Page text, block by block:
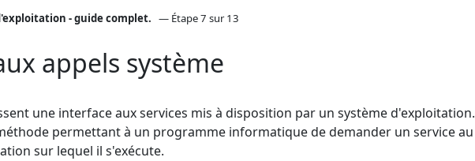
- guide complet. — Étape 7 sur 13
appels système
une interface aux services mis à disposition par un système d'exploitation.
permettant à un programme informatique de demander un service au
sur lequel il s'exécute.